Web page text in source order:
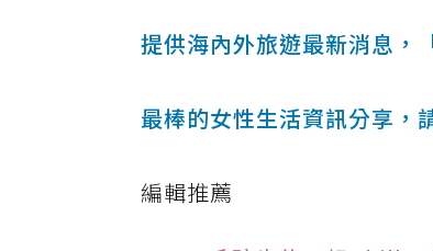
提供海內外旅遊最新消息
最棒的女性生活資訊分享，
編輯推薦